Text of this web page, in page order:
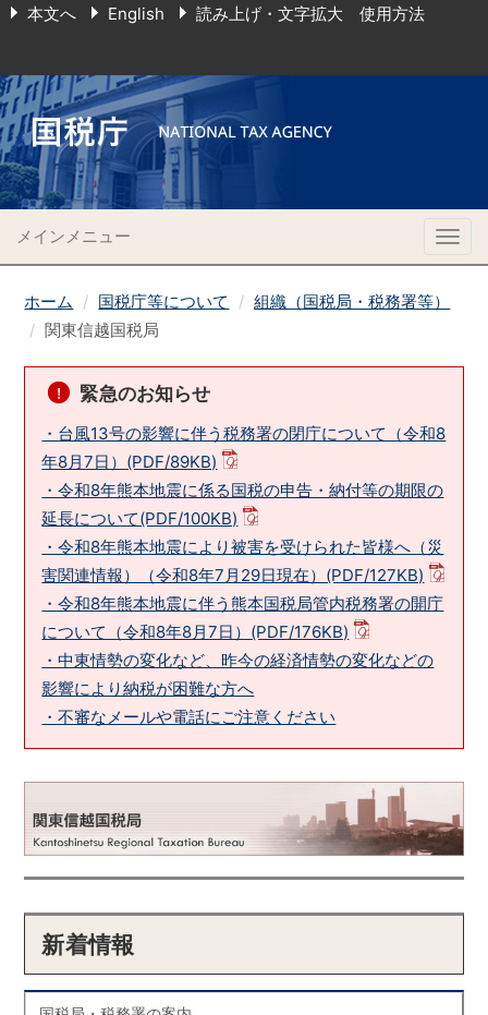
本文へ English 読み上げ・文字拡大 使用方法
メインメニュー
ホーム 国税庁等について
組織（国税局・税務署等）
関東信越国税局
緊急のお知らせ
・台風13号の影響に伴う税務署の閉庁について（令和8
年8月7日）(PDF/89KB)
・令和8年熊本地震に係る国税の申告・納付等の期限の
延長について(PDF/100KB)
・令和8年熊本地震により被害を受けられた皆様へ（災
害関連情報）（令和8年7月29日現在）(PDF/127KB)
・令和8年熊本地震に伴う熊本国税局管内税務署の開庁
について（令和8年8月7日）(PDF/176KB)
・中東情勢の変化など、昨今の経済情勢の変化などの
影響により納税が困難な方へ
・不審なメールや電話にご注意ください
新着情報